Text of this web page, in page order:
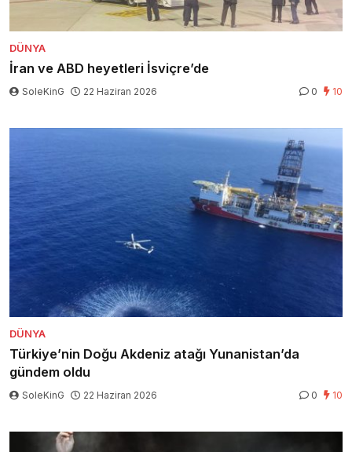
DÜNYA
İran ve ABD heyetleri İsviçre’de
SoleKinG 22 Haziran 2026 0 10
DÜNYA
Türkiye’nin Doğu Akdeniz atağı Yunanistan’da
gündem oldu
SoleKinG 22 Haziran 2026 0 10